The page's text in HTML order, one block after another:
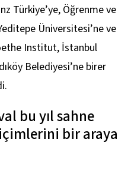
Türkiye’ye, Öğrenme ve
Üniversitesi’ne ve
Institut, İstanbul
Belediyesi’ne birer
bu yıl sahne
bir araya